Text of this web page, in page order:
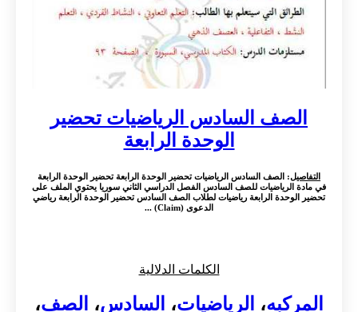
الصف السادس الرياضيات تحضير
الوحدة الرابعة
التفاصيل: الصف السادس الرياضيات تحضير الوحدة الرابعة تحضير الوحدة الرابعة
في مادة الرياضيات للصف السادس الفصل الدراسي الثاني سوريا يحتوي الملف على
تحضير الوحدة الرابعة رياضيات لطلاب الصف السادس تحضير الوحدة الرابعة رياضي
الدعوى (Claim) ...
الكلمات الدلالية
المركبه، الرياضيات، السادس، الصف،